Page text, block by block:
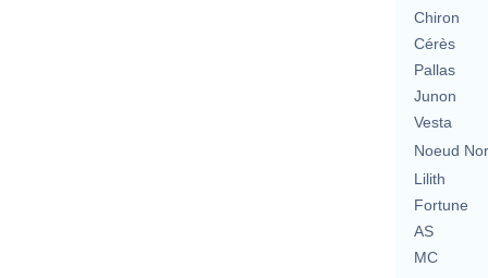
Chiron
Cérès
Pallas
Junon
Vesta
Noeud
Lilith
Fortune
AS
MC